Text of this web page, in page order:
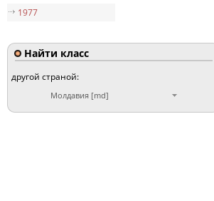
1977
Найти класс
другой страной:
Молдавия [md]